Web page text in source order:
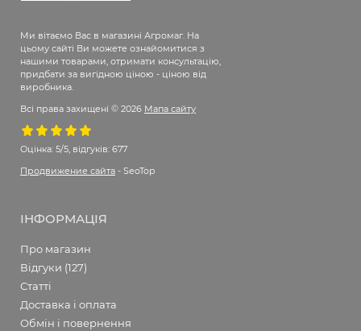
Ми вітаємо Вас в магазині Агромаг. На
цьому сайті Ви можете ознайомитися з
нашими товарами, отримати консультацію,
придбати за вигідною ціною - ціною від
виробника.
Всі права захищені © 2026 Мапа сайту
Оцінка: 5/5, відгуків: 677
Продвижение сайта - SeoTop
ІНФОРМАЦІЯ
Про магазин
Відгуки (127)
Статті
Доставка і оплата
Обмін і повернення